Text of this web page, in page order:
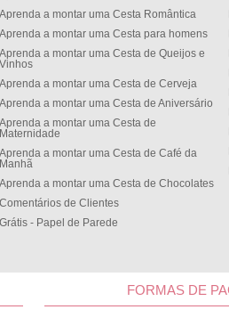
Aprenda a montar uma Cesta Romântica
Aprenda a montar uma Cesta para homens
Aprenda a montar uma Cesta de Queijos e
Vinhos
Aprenda a montar uma Cesta de Cerveja
Aprenda a montar uma Cesta de Aniversário
Aprenda a montar uma Cesta de
Maternidade
Aprenda a montar uma Cesta de Café da
Manh
Aprenda a montar uma Cesta de Chocolates
Comentários de Clientes
Grátis - Papel de Parede
FORMAS DE